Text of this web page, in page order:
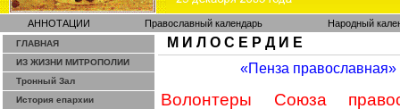
АННОТАЦИИ Православный календарь Народный
ГЛАВНАЯ
ИЗ ЖИЗНИ МИТРОПОЛИИ
Тронный Зал
История епархии
М И Л О С Е Р Д И Е
«Пенза
Волонтеры Союза